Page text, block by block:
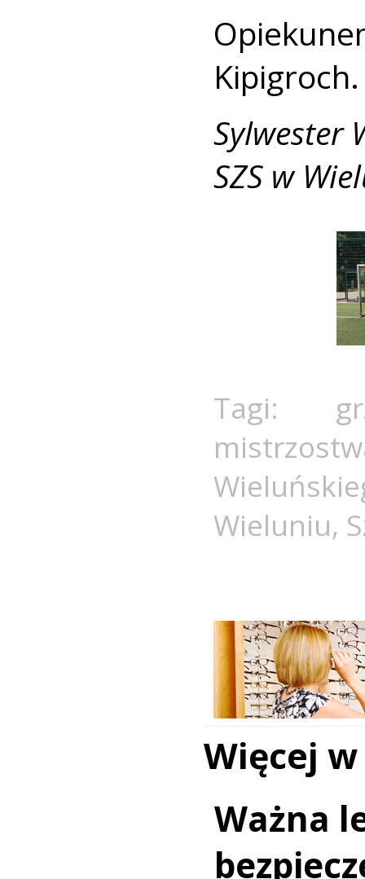
Kipigroch.
Sylwester
SZS w
Tagi:
Wieluniu,
Więcej
Ważna